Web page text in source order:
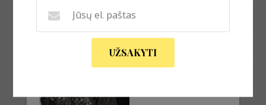
Į krepšelį
UŽSAKYTI